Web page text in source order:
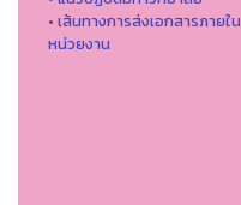
• เส้นทางการส่งเอกสารภายใน
หน่วยงาน